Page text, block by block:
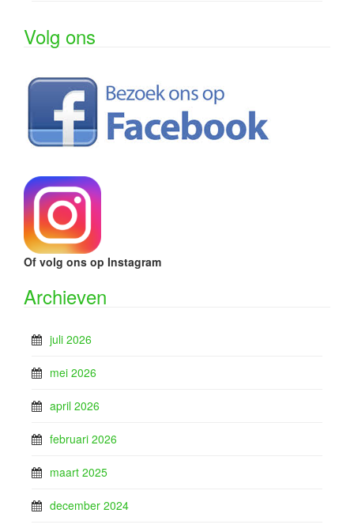
Volg ons
Of volg ons op Instagram
Archieven
juli 2026
mei 2026
april 2026
februari 2026
maart 2025
december 2024